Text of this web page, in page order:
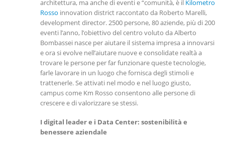
architettura, ma anche di eventi e “comunità, è il Kilometro
Rosso innovation district raccontato da Roberto Marelli,
development director. 2500 persone, 80 aziende, più di 200
eventi l’anno, l’obiettivo del centro voluto da Alberto
Bombassei nasce per aiutare il sistema impresa a innovarsi
e ora si evolve nell’aiutare nuove e consolidate realtà a
trovare le persone per far funzionare queste tecnologie,
farle lavorare in un luogo che fornisca degli stimoli e
trattenerle. Se attivati nel modo e nel luogo giusto,
campus come Km Rosso consentono alle persone di
crescere e di valorizzare se stessi.
I digital leader e i Data Center: sostenibilità e
benessere aziendale